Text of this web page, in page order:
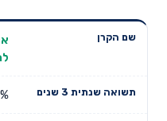
שנתית 3